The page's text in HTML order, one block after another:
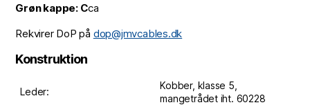
Grøn kappe: Cca
Rekvirer DoP på dop@jmvcables.dk
Konstruktion
Leder:
Kobber, klasse 5,
mangetrådet iht. 60228